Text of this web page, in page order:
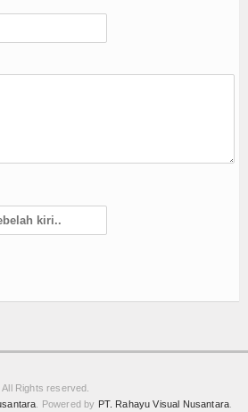
All Rights reserved.
. Powered by PT. Rahayu Visual Nusantara